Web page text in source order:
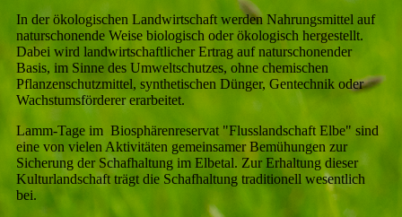
In der ökologischen Landwirtschaft werden Nahrungsmittel auf
naturschonende Weise biologisch oder ökologisch hergestellt.
Dabei wird landwirtschaftlicher Ertrag auf naturschonender
Basis, im Sinne des Umweltschutzes, ohne chemischen
Pflanzenschutzmittel, synthetischen Dünger, Gentechnik oder
Wachstumsförderer erarbeitet.
Lamm-Tage im Biosphärenreservat "Flusslandschaft Elbe" sind
eine von vielen Aktivitäten gemeinsamer Bemühungen zur
Sicherung der Schafhaltung im Elbetal. Zur Erhaltung dieser
Kulturlandschaft trägt die Schafhaltung traditionell wesentlich
bei.